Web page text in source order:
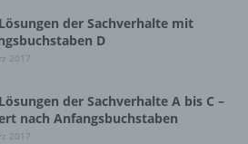
der Sachverhalte mit
D
2017
der Sachverhalte A bis C –
nach Anfangsbuchstaben
2017
natürliche Person beziehen,
um Aspekte
wirtschaftlicher
Verhalten,
oder Ortswechsel dieser
zu analysieren oder